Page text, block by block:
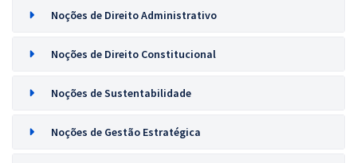
Noções de Direito Administrativo
Noções de Direito Constitucional
Noções de Sustentabilidade
Noções de Gestão Estratégica